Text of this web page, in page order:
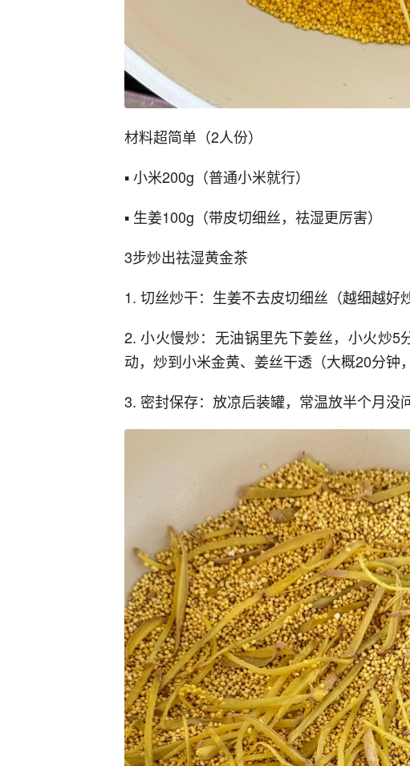
材料超简单（2人份）
▪️ 小米200g（普通小米就行）
▪️ 生姜100g（带皮切细丝，祛湿更厉害）
3步炒出祛湿黄金茶
1. 切丝炒干：生姜不去皮切细丝（越细越好
2. 小火慢炒：无油锅里先下姜丝，小火炒
动，炒到小米金黄、姜丝干透（大概20分钟
3. 密封保存：放凉后装罐，常温放半个月没